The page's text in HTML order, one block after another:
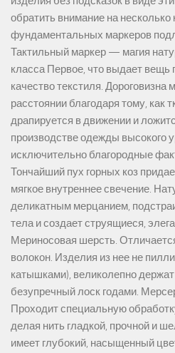
обратить внимание на
фундаментальных маркеров
Тактильный маркер — магия
класса Первое, что выдает
качество текстиля. Дороговизна
расстоянии благодаря тому, как
драпируется в движении и
производстве одежды высокого
исключительно благородные
Тончайший пух горных коз
мягкое внутреннее свечение.
деликатным мерцанием,
тела и создает струящиеся,
Мериносовая шерсть.
волокон. Изделия из нее не
катышками), великолепно
безупречный лоск годами.
Проходит специальную
делая нить гладкой, прочной и
имеет глубокий, насыщенный